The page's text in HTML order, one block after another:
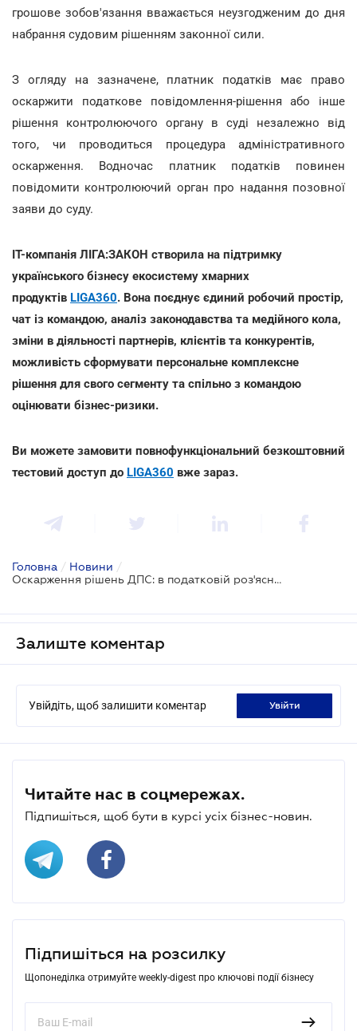
грошове зобов'язання вважається неузгодженим до дня
набрання судовим рішенням законної сили.
З огляду на зазначене, платник податків має право
оскаржити податкове повідомлення-рішення або інше
рішення контролюючого органу в суді незалежно від
того, чи проводиться процедура адміністративного
оскарження. Водночас платник податків повинен
повідомити контролюючий орган про надання позовної
заяви до суду.
IT-компанія ЛІГА:ЗАКОН створила на підтримку
українського бізнесу екосистему хмарних
продуктів LIGA360. Вона поєднує єдиний робочий простір,
чат із командою, аналіз законодавства та медійного кола,
зміни в діяльності партнерів, клієнтів та конкурентів,
можливість сформувати персональне комплексне
рішення для свого сегменту та спільно з командою
оцінювати бізнес-ризики.
Ви можете замовити повнофункціональний безкоштовний
тестовий доступ до LIGA360 вже зараз.
Головна / Новини /
Оскарження рішень ДПС: в податковій роз'яснили нюанси
Залиште коментар
Увійдіть, щоб залишити коментар увійти
Читайте нас в соцмережах.
Підпишіться, щоб бути в курсі усіх бізнес-новин.
Підпишіться на розсилку
Щопонеділка отримуйте weekly-digest про ключові події бізнесу